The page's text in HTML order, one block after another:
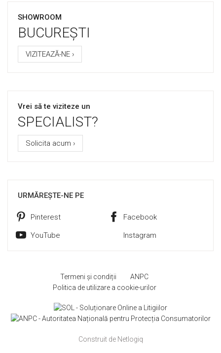
SHOWROOM
BUCUREȘTI
VIZITEAZĂ-NE ›
Vrei să te viziteze un
SPECIALIST?
Solicita acum ›
URMĂREȘTE-NE PE
Pinterest Facebook
YouTube Instagram
Termeni și condiții
ANPC
Politica de utilizare a cookie-urilor
Construit de Netlogiq